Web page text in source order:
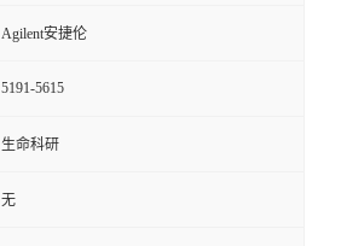
Agilent安捷伦
5191-5615
生命科研
无